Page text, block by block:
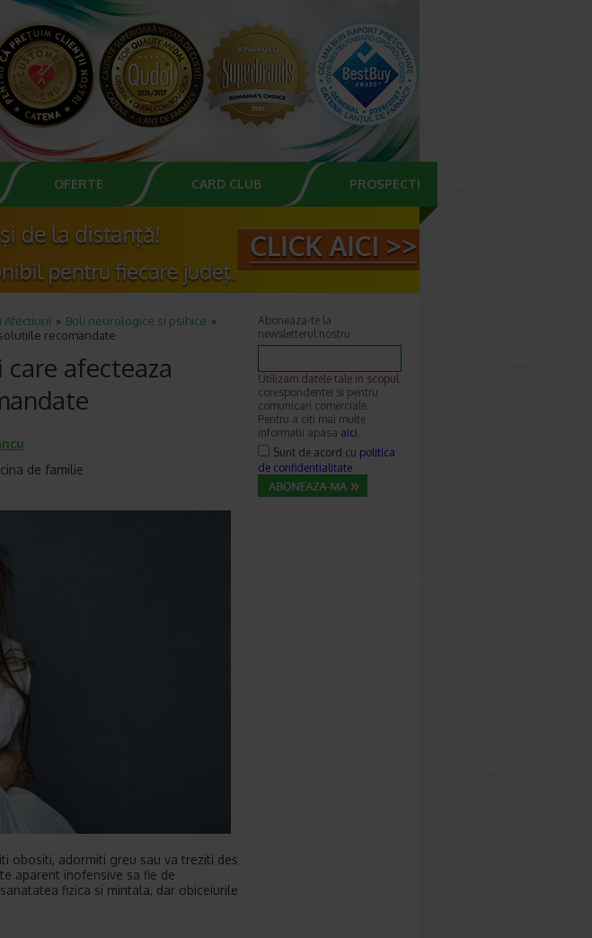
OFERTE CARD CLUB PROSPECTE
Afectiuni
Boli neurologice si psihice
recomandate
afecteaza
de familie
obositi, adormiti greu sau va treziti des
aparent inofensive sa fie de
fizica si mintala, dar obiceiurile
Aboneaza-te la
newsletterul nostru
Utilizam datele tale in scopul
corespondentei si pentru
comunicari comerciale.
Pentru a citi mai multe
informatii apasa aici.
Sunt de acord cu politica
de confidentialitate